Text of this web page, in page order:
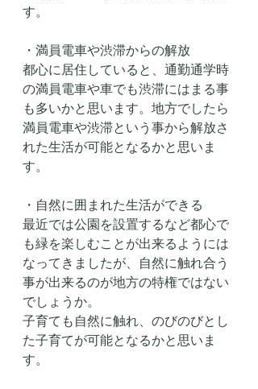
す。
・満員電車や渋滞からの解放
都心に居住していると、通勤通学時
の満員電車や車でも渋滞にはまる事
も多いかと思います。地方でしたら
満員電車や渋滞という事から解放さ
れた生活が可能となるかと思いま
す。
・自然に囲まれた生活ができる
最近では公園を設置するなど都心で
も緑を楽しむことが出来るようには
なってきましたが、自然に触れ合う
事が出来るのが地方の特権ではない
でしょうか。
子育ても自然に触れ、のびのびとし
た子育てが可能となるかと思いま
す。